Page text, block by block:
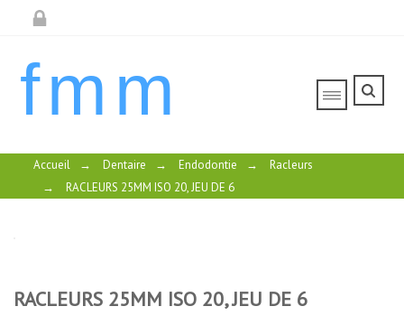
fmm
Accueil → Dentaire → Endodontie →
Racleurs
→
RACLEURS 25MM ISO 20, JEU DE 6
RACLEURS 25MM ISO 20, JEU DE 6
RACLEURS